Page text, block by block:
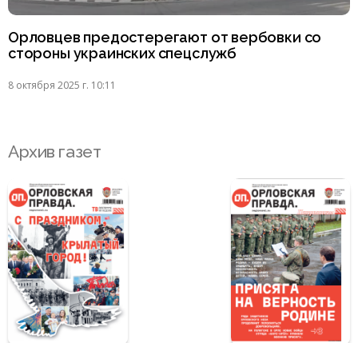
Орловцев предостерегают от вербовки со
стороны украинских спецслужб
8 октября 2025 г. 10:11
Архив газет